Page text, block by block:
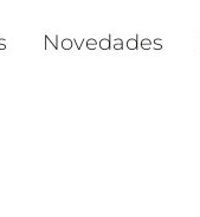
Novedades